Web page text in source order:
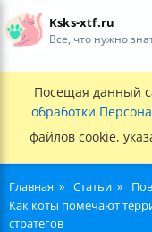
Ksks-xtf.ru
Все, что нужно
Посещая данный
обработки
файлов cookie,
Главная Статьи
Как коты помечают
стратегов